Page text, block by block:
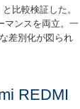
比較検証した。
マンスを両立。一
差別化が図られ
REDMI